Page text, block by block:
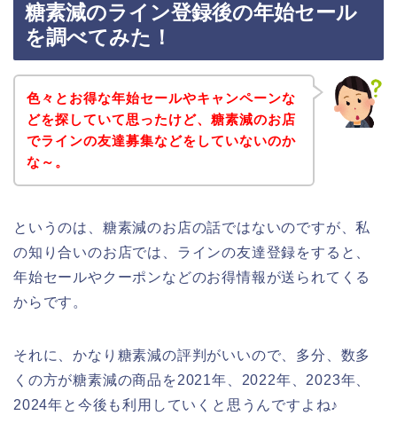
糖素減のライン登録後の年始セール
を調べてみた！
色々とお得な年始セールやキャンペーンな
どを探していて思ったけど、糖素減のお店
でラインの友達募集などをしていないのか
な～。
というのは、糖素減のお店の話ではないのですが、私
の知り合いのお店では、ラインの友達登録をすると、
年始セールやクーポンなどのお得情報が送られてくる
からです。
それに、かなり糖素減の評判がいいので、多分、数多
くの方が糖素減の商品を2021年、2022年、2023年、
2024年と今後も利用していくと思うんですよね♪